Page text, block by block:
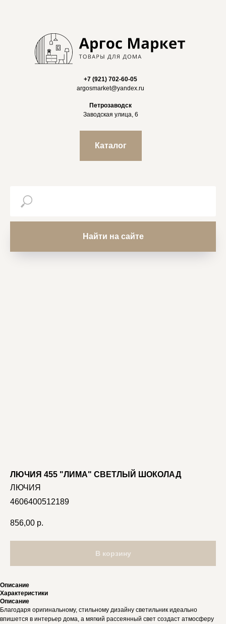
+7 (921) 702-60-05
argosmarket@yandex.ru
Петрозаводск
Заводская улица, 6
Каталог
Найти на сайте
ЛЮЧИЯ 455 "ЛИМА" СВЕТЛЫЙ ШОКОЛАД
ЛЮЧИЯ
4606400512189
856,00 р.
В корзину
Описание
Характеристики
Описание
Благодаря оригинальному, стильному дизайну светильник идеально
впишется в интерьер дома, а мягкий рассеянный свет создаст атмосферу